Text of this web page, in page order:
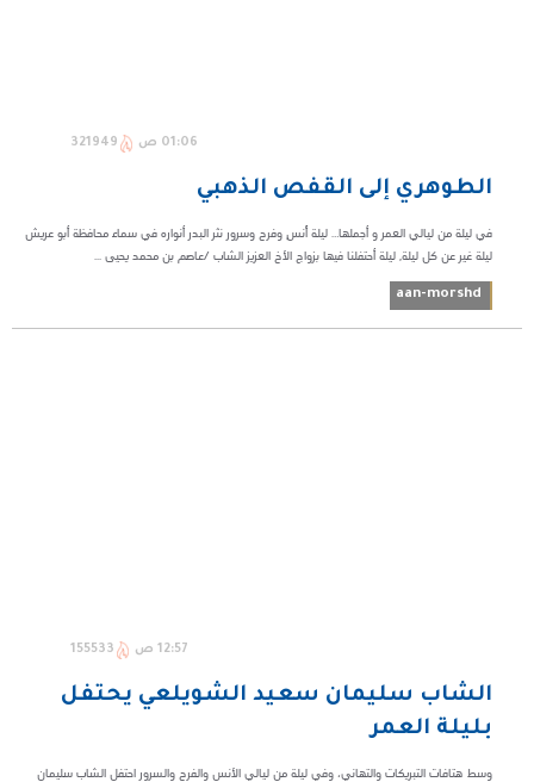
01:06 ص 321949
الطوهري إلى القفص الذهبي
في ليلة من ليالي العمر و أجملها… ليلة أُنسٍ وفرح وسرور نثر البدر أنواره في سماء محافظة أبو عريش
ليلة غير عن كل ليلة, ليلة أحتفلنا فيها بزواج الأخ العزيز الشاب /عاصم بن محمد يحيى ...
aan-morshd
12:57 ص 155533
الشاب سليمان سعيد الشويلعي يحتفل
بليلة العمر
وسط هتافات التبريكات والتهاني، وفي ليلة من ليالي الأنس والفرح والسرور احتفل الشاب سليمان